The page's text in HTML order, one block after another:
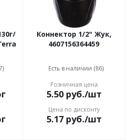
Коннектор 1/2" Жук,
4607156364459
Есть в наличии (86)
Розничная цена
5.50руб./шт
Цена по дисконту
5.17руб./шт